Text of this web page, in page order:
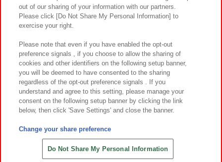
お得なWEBチケット販売中
プライバシーポリシー ウェブアクセシビリティ方針と検証結果
お取引先さまとともに
カスタマーハラスメント対応方針 よくあるご質問・お問い合わせ
©Bandai Namco Amusement Inc.
©Bandai Namco Amusement Lab Inc.
©HANAYASHIKI Co., Ltd. All Rights Reserved.
out of our sharing of your information with our partners.
Please click [Do Not Share My Personal Information] to
exercise your right.
Please note that even if you have enabled the opt-out
preference signals , if you choose to allow the sharing of
cookies and other identifiers on the following setup banner,
you will be deemed to have consented to the sharing
regardless of the opt-out preference signals . If you
understand and agree to this setting, please manage your
consent on the following setup banner by clicking the link
below, then click 'Save Settings' and close the banner.
Change your share preference
Do Not Share My Personal Information